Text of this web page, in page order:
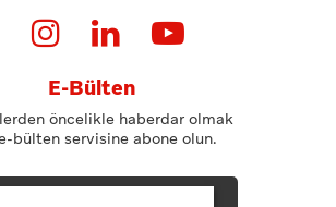
E-Bülten
öncelikle haberdar olmak
bülten servisine abone olun.